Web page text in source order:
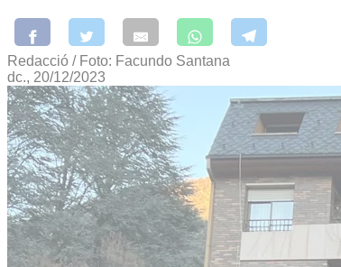
Redacció / Foto: Facundo Santana
dc., 20/12/2023